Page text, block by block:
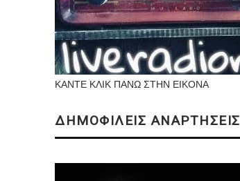
ΚΑΝΤΕ ΚΛΙΚ ΠΑΝΩ ΣΤΗΝ ΕΙΚΟΝΑ
ΔΗΜΟΦΙΛΕΙΣ ΑΝΑΡΤΗΣΕΙΣ